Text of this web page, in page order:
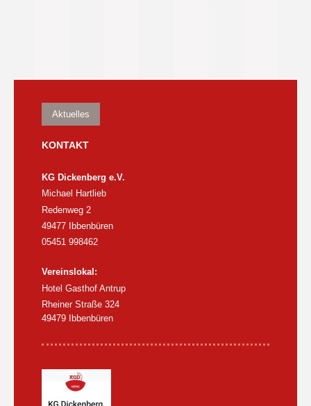
Aktuelles
KONTAKT
KG Dickenberg e.V.
Michael Hartlieb
Redenweg 2
49477 Ibbenbüren
05451 998462
Vereinslokal:
Hotel Gasthof Antrup
Rheiner Straße 324
49479 Ibbenbüren